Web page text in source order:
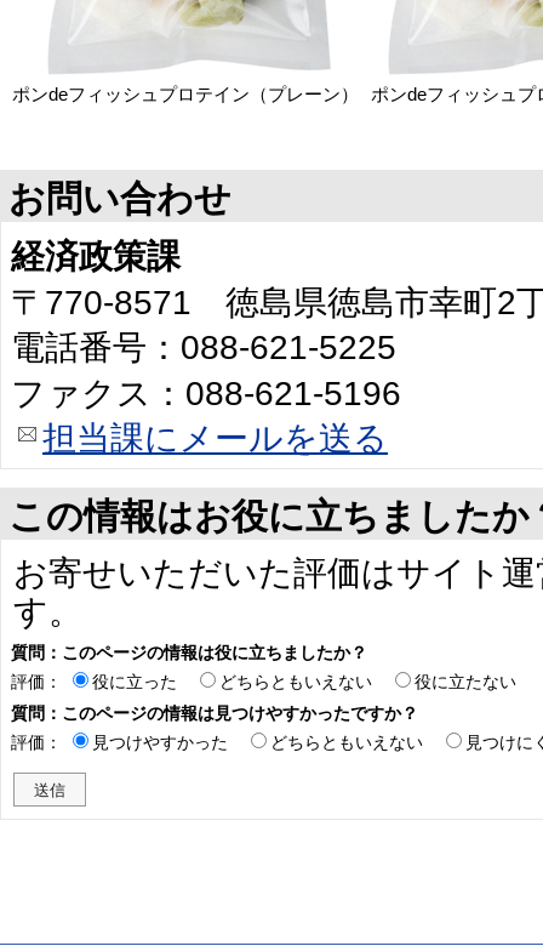
ポンdeフィッシュプロテイン（プレーン） ポンdeフィッシュ
お問い合わせ
経済政策課
〒770-8571 徳島県徳島市幸町2
電話番号：088-621-5225
ファクス：088-621-5196
担当課にメールを送る
この情報はお役に立ちましたか
お寄せいただいた評価はサイト
す。
質問：このページの情報は役に立ちましたか？
評価：
役に立った どちらともいえない
役に立たない
質問：このページの情報は見つけやすかったですか？
評価：
見つけやすかった どちらともいえない 見つけに